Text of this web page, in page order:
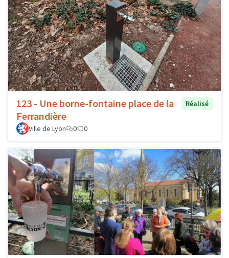
123 - Une borne-fontaine place de la
Ferrandière
Réalisé
Ville de Lyon 0 0